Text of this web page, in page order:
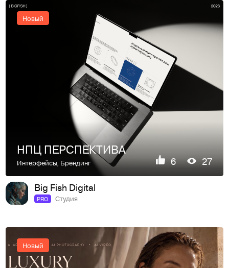
Новый
НПЦ ПЕРСПЕКТИВА
Интерфейсы, Брендинг 6 27
Big Fish Digital
PRO Студия
Новый